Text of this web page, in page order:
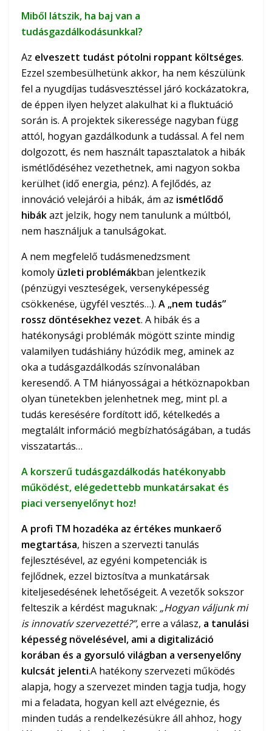
Miből látszik, ha baj van a
tudásgazdálkodásunkkal?
Az elveszett tudást pótolni roppant költséges.
Ezzel szembesülhetünk akkor, ha nem készülünk
fel a nyugdíjas tudásvesztéssel járó kockázatokra,
de éppen ilyen helyzet alakulhat ki a fluktuáció
során is. A projektek sikeressége nagyban függ
attól, hogyan gazdálkodunk a tudással. A fel nem
dolgozott, és nem használt tapasztalatok a hibák
ismétlődéséhez vezethetnek, ami nagyon sokba
kerülhet (idő energia, pénz). A fejlődés, az
innováció velejárói a hibák, ám az ismétlődő
hibákazt jelzik, hogy nem tanulunk a múltból,
nem használjuk a tanulságokat.
A nem megfelelő tudásmenedzsment
komoly üzleti problémákban jelentkezik
(pénzügyi veszteségek, versenyképesség
csökkenése, ügyfél vesztés…). A „nem tudás”
rossz döntésekhez vezet. A hibák és a
hatékonysági problémák mögött szinte mindig
valamilyen tudáshiány húzódik meg, aminek az
oka a tudásgazdálkodás színvonalában
keresendő. A TM hiányosságai a hétköznapokban
olyan tünetekben jelenhetnek meg, mint pl. a
tudás keresésére fordított idő, kételkedés a
megtalált információ megbízhatóságában, a tudás
visszatartás…
A korszerű tudásgazdálkodás hatékonyabb
működést, elégedettebb munkatársakat és
piaci versenyelőnyt hoz!
A profi TM hozadéka az értékes munkaerő
megtartása, hiszen a szervezti tanulás
fejlesztésével, az egyéni kompetenciák is
fejlődnek, ezzel biztosítva a munkatársak
kiteljesedésének lehetőségeit. A vezetők sokszor
felteszik a kérdést maguknak: „Hogyan váljunk mi
is innovatív szervezetté?”, erre a válasz, a tanulási
képesség növelésével, ami a digitalizáció
korában és a gyorsuló világban a versenyelőny
kulcsát jelenti.A hatékony szervezeti működés
alapja, hogy a szervezet minden tagja tudja, hogy
mi a feladata, hogyan kell azt elvégeznie, és
minden tudás a rendelkezésükre áll ahhoz, hogy